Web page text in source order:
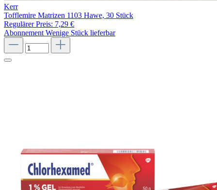
Kerr
Tofflemire Matrizen 1103 Hawe, 30 Stück
Regulärer Preis: 7,29 €
Abonnement Wenige Stück lieferbar